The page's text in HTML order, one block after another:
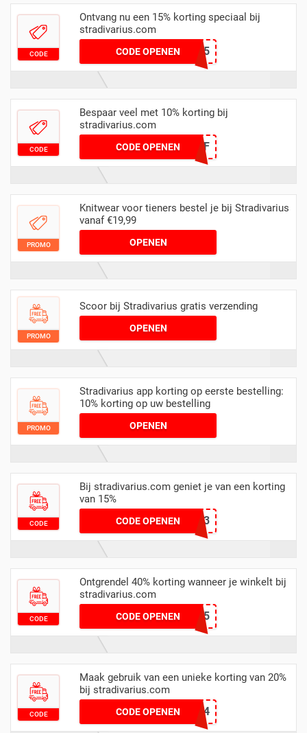
CODE
Ontvang nu een 15% korting speciaal bij
stradivarius.com
CODE OPENENSAVE15
CODE
Bespaar veel met 10% korting bij
stradivarius.com
CODE OPENENODB10OFF
PROMO
Knitwear voor tieners bestel je bij Stradivarius
vanaf €19,99
OPENEN
PROMO
Scoor bij Stradivarius gratis verzending
OPENEN
PROMO
Stradivarius app korting op eerste bestelling:
10% korting op uw bestelling
OPENEN
CODE
Bij stradivarius.com geniet je van een korting
van 15%
CODE OPENEN
SPECIALSAV2023
CODE
Ontgrendel 40% korting wanneer je winkelt bij
stradivarius.com
CODE OPENEN40OFF2025
CODE
Maak gebruik van een unieke korting van 20%
bij stradivarius.com
CODE OPENEN
FASHIONW0924